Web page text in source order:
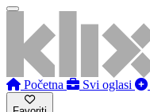
Početna Svi oglasi